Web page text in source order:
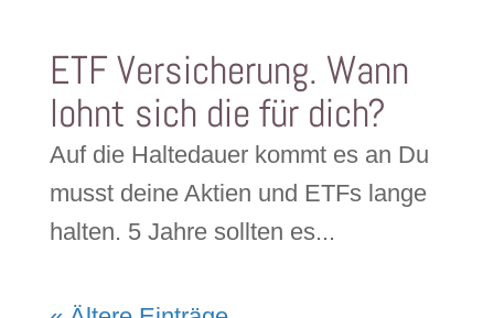
ETF Versicherung. Wann
lohnt sich die für dich?
Auf die Haltedauer kommt es an Du
musst deine Aktien und ETFs lange
halten. 5 Jahre sollten es...